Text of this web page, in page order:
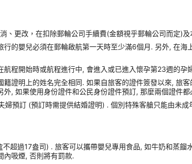
、更改，在扣除郵輪公司手續費(金額視乎郵輪公司而定)
的嬰兒必須在郵輪啟航第一天時至少滿6個月. 另外, 在
程開始時或航程進行中, 會進入或已進入懷孕第23週的孕
證明上的姓名完全相同. 如果自旅客的證件簽發以來, 旅
, 如果使用身份證件和公民身份證件預訂, 那麼兩個證件
婦預訂 (預訂時需提供結婚證明) . 個別特殊客艙只能由未
超過17盎司) . 旅客可以攜帶嬰兒專用食品, 如牛奶和蒸餾
內吸煙, 否則將有罰款.